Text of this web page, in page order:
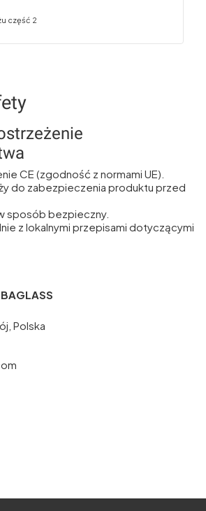
część 2
CE (zgodność z normami UE).
do zabezpieczenia produktu przed
sposób bezpieczny.
z lokalnymi przepisami dotyczącymi
Polska